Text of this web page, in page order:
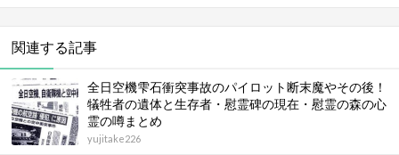
関連する記事
全日空機雫石衝突事故のパイロット断末魔やその後！
犠牲者の遺体と生存者・慰霊碑の現在・慰霊の森の心
霊の噂まとめ
yujitake226